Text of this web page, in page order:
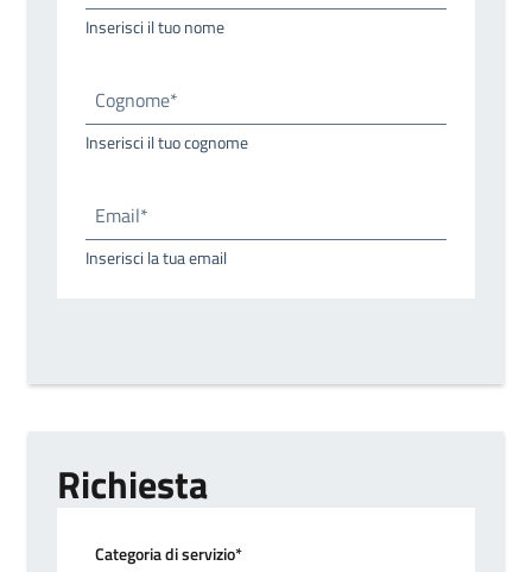
Inserisci il tuo nome
Cognome*
Inserisci il tuo cognome
Email*
Inserisci la tua email
Richiesta
Categoria di servizio*